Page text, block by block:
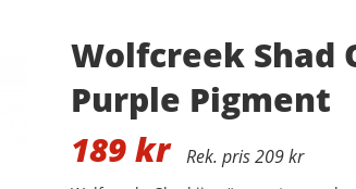
Wolfcreek Shad
Purple Pigment
189kr 209 kr